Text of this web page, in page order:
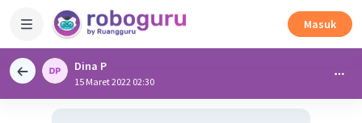
Masuk
Dina P
15 Maret 2022 02:30